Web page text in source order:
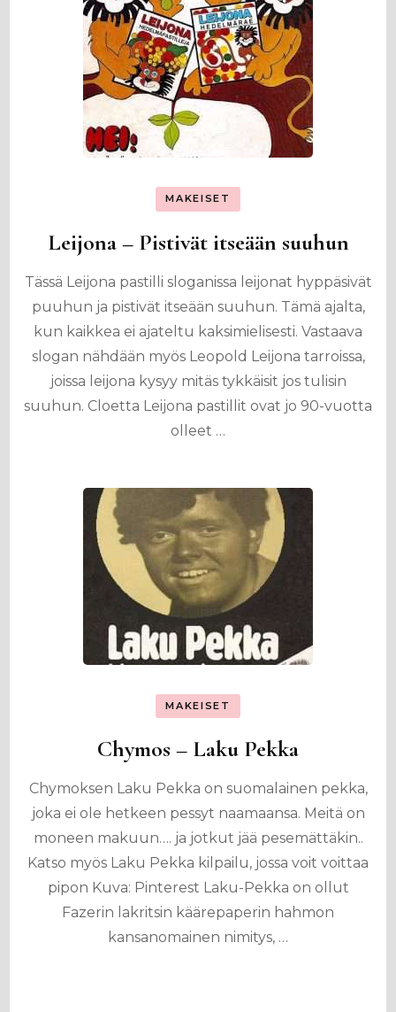
MAKEISET
Leijona – Pistivät itseään suuhun
Tässä Leijona pastilli sloganissa leijonat hyppäsivät
puuhun ja pistivät itseään suuhun. Tämä ajalta,
kun kaikkea ei ajateltu kaksimielisesti. Vastaava
slogan nähdään myös Leopold Leijona tarroissa,
joissa leijona kysyy mitäs tykkäisit jos tulisin
suuhun. Cloetta Leijona pastillit ovat jo 90-vuotta
olleet …
MAKEISET
Chymos – Laku Pekka
Chymoksen Laku Pekka on suomalainen pekka,
joka ei ole hetkeen pessyt naamaansa. Meitä on
moneen makuun…. ja jotkut jää pesemättäkin..
Katso myös Laku Pekka kilpailu, jossa voit voittaa
pipon Kuva: Pinterest Laku-Pekka on ollut
Fazerin lakritsin käärepaperin hahmon
kansanomainen nimitys, …